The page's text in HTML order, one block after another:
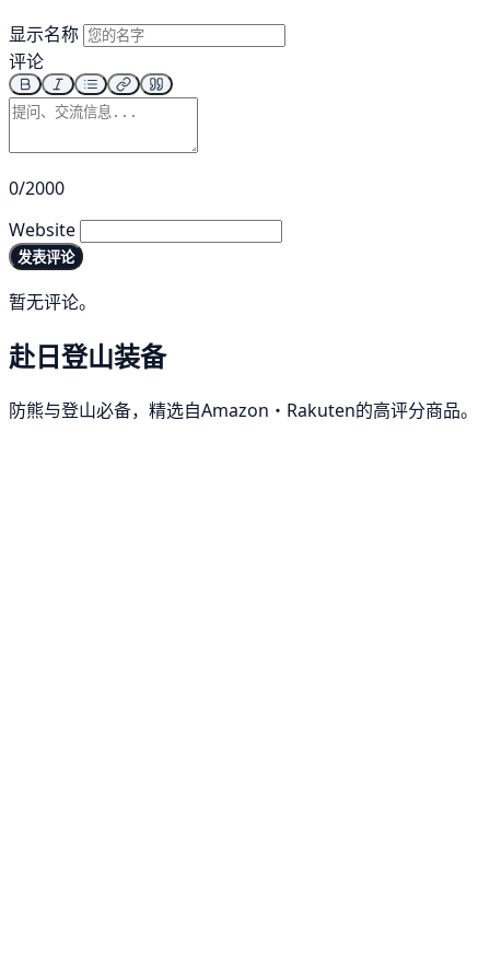
显示名称
评论
0/2000
Website
发表评论
暂无评论。
赴日登山装备
防熊与登山必备，精选自Amazon・Rakuten的高评分商品。